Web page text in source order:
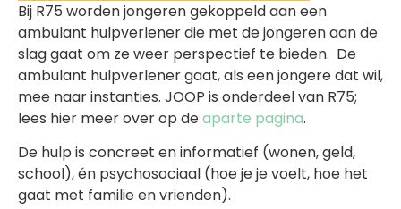
Bij R75 worden jongeren gekoppeld aan een
ambulant hulpverlener die met de jongeren aan de
slag gaat om ze weer perspectief te bieden. De
ambulant hulpverlener gaat, als een jongere dat wil,
mee naar instanties. JOOP is onderdeel van R75;
lees hier meer over op deaparte pagina.
De hulp is concreet en informatief (wonen, geld,
school), én psychosociaal (hoe je je voelt, hoe het
gaat met familie en vrienden).